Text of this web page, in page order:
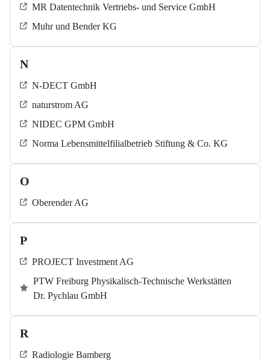
MR Datentechnik Vertriebs- und Service GmbH
Muhr und Bender KG
N
N-DECT GmbH
naturstrom AG
NIDEC GPM GmbH
Norma Lebensmittelfilialbetrieb Stiftung & Co. KG
O
Oberender AG
P
PROJECT Investment AG
PTW Freiburg Physikalisch-Technische Werkstätten
Dr. Pychlau GmbH
R
Radiologie Bamberg